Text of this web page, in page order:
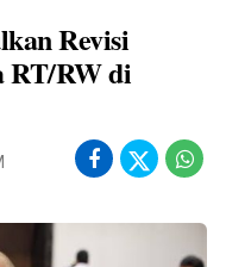
Revisi
RT/RW di